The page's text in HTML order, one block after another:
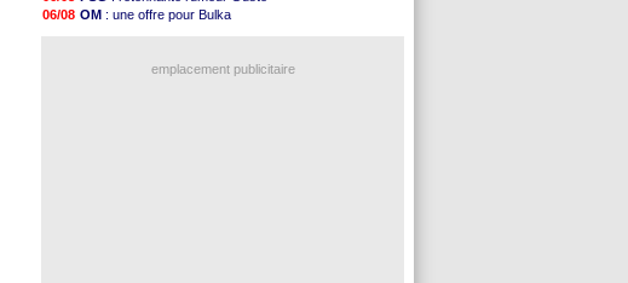
07/08 Leganés: c'est signé pour Luca Zidane (off.)
07/08 Atletico : Ruggeri en route pour Aston Villa
: Nsoki va signer en Croatie
06/08 OM : une offre pour Bulka
emplacement publicitaire